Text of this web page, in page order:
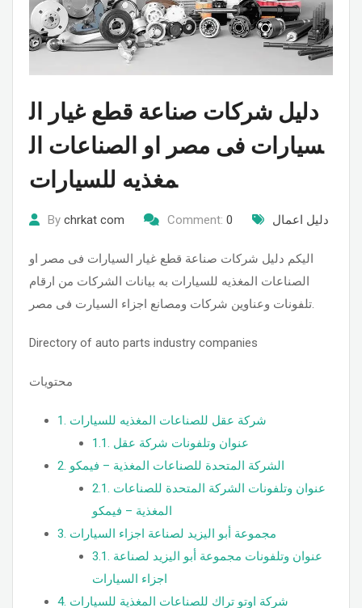
دليل شركات صناعة قطع غيار ال
سيارات فى مصر او الصناعات ال
مغذيه للسيارات
By chrkat com Comment: 0 دليل اعمال
اليكم دليل شركات صناعة قطع غيار السيارات فى مصر او
الصناعات المغذيه للسيارات به بيانات الشركات من ارقام
تلفونات وعناوين شركات ومصانع اجزاء السيارت فى مصر.
Directory of auto parts industry companies
محتويات
1. شركة عقل للصناعات المغذيه للسيارات
1.1. عنوان وتلفونات شركة عقل
2. الشركة المتحدة للصناعات المغذية – فيمكو
2.1.
المغذية – فيمكو
3. مجموعة أبو اليزيد لصناعة اجزاء السيارات
3.1.
اجزاء السيارات
4. شركة اوتو تراك للصناعات المغذية للسيارات